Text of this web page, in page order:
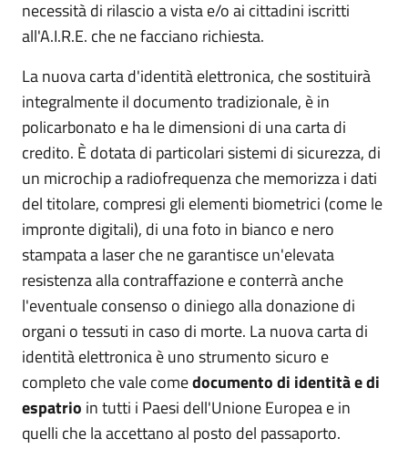
necessità di rilascio a vista e/o ai cittadini iscritti
all'A.I.R.E. che ne facciano richiesta.
La nuova carta d'identità elettronica, che sostituirà
integralmente il documento tradizionale, è in
policarbonato e ha le dimensioni di una carta di
credito. È dotata di particolari sistemi di sicurezza, di
un microchip a radiofrequenza che memorizza i dati
del titolare, compresi gli elementi biometrici (come le
impronte digitali), di una foto in bianco e nero
stampata a laser che ne garantisce un'elevata
resistenza alla contraffazione e conterrà anche
l'eventuale consenso o diniego alla donazione di
organi o tessuti in caso di morte. La nuova carta di
identità elettronica è uno strumento sicuro e
completo che vale comedocumento di identità e di
espatrio in tutti i Paesi dell'Unione Europea e in
quelli che la accettano al posto del passaporto.